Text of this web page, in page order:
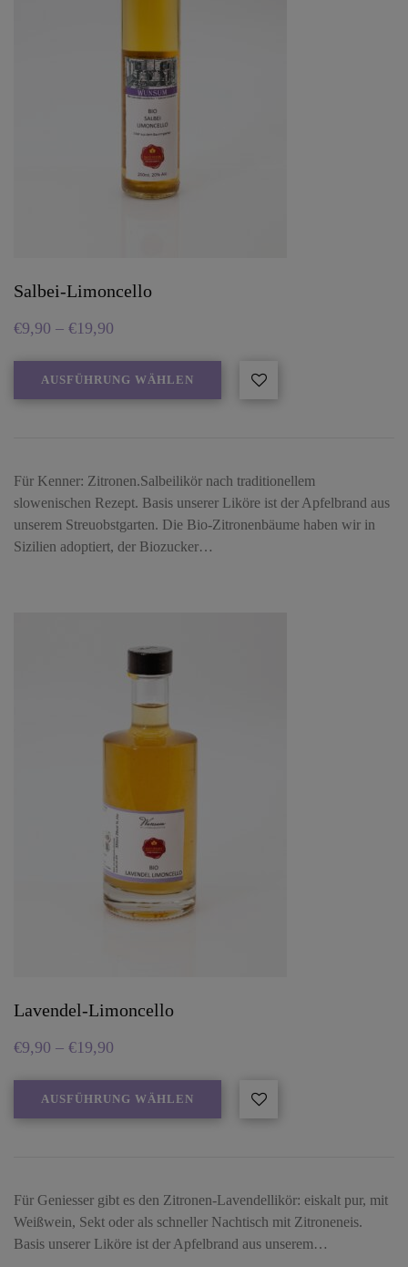
Salbei-Limoncello
€9,90 – €19,90
AUSFÜHRUNG WÄHLEN
Für Kenner: Zitronen.Salbeilikör nach traditionellem
slowenischen Rezept. Basis unserer Liköre ist der Apfelbrand aus
unserem Streuobstgarten. Die Bio-Zitronenbäume haben wir in
Sizilien adoptiert, der Biozucker…
Lavendel-Limoncello
€9,90 – €19,90
AUSFÜHRUNG WÄHLEN
Für Geniesser gibt es den Zitronen-Lavendellikör: eiskalt pur, mit
Weißwein, Sekt oder als schneller Nachtisch mit Zitroneneis.
Basis unserer Liköre ist der Apfelbrand aus unserem…